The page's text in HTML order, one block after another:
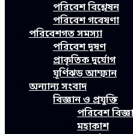
পরিবেশ বিশ্লেষন
পরিবেশ গবেষণা
পরিবেশগত সমস্যা
পরিবেশ দূষণ
প্রাকৃতিক দুর্যোগ
ঘূর্ণিঝড় আম্ফান
অন্যান্য সংবাদ
বিজ্ঞান ও প্রযুক্তি
পরিবেশ
মহাকাশ